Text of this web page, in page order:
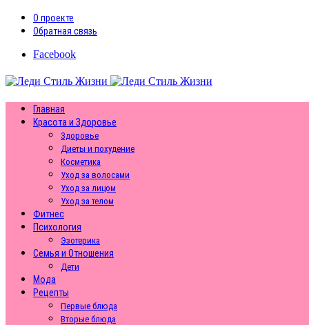
О проекте
Обратная связь
Facebook
Главная
Красота и Здоровье
Здоровье
Диеты и похудение
Косметика
Уход за волосами
Уход за лицом
Уход за телом
Фитнес
Психология
Эзотерика
Семья и Отношения
Дети
Мода
Рецепты
Первые блюда
Вторые блюда